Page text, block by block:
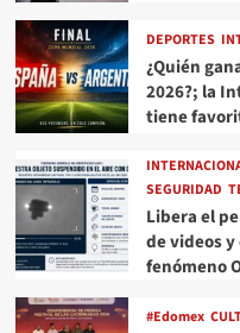
DEPORTES
¿Quién
2026?; la
tiene
SEGURIDAD
Libera el
de videos
fenómeno
#Edomex